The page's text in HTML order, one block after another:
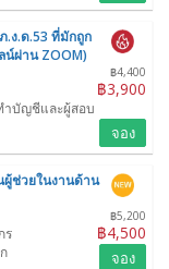
.ง.ด.53 ที่มักถูก
น์ผ่าน ZOOM)
฿4,400
฿3,900
ำบัญชีและผู้สอบ
จอง
ผู้ช่วยในงานด้าน
฿5,200
฿4,500
ร
จอง